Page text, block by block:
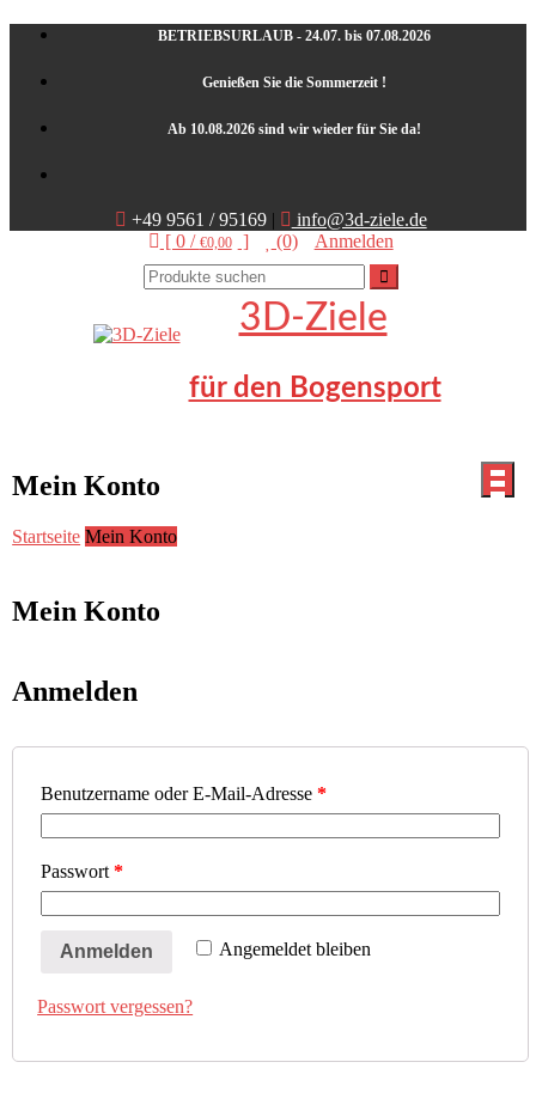
Skip
content
BETRIEBSURLAUB - 24.07. bis 07.08.2026
Genießen Sie die Sommerzeit !
Ab 10.08.2026 sind wir wieder für Sie da!
+49 9561 / 95169|
info@3d-ziele.de
[ 0 / €0,00 ] (0) Anmelden
3D-Ziele
für den Bogensport
Mein Konto
Startseite Mein Konto
Mein Konto
Anmelden
Benutzername oder E-Mail-Adresse*
Passwort*
Angemeldet bleiben
Anmelden
Passwort vergessen?